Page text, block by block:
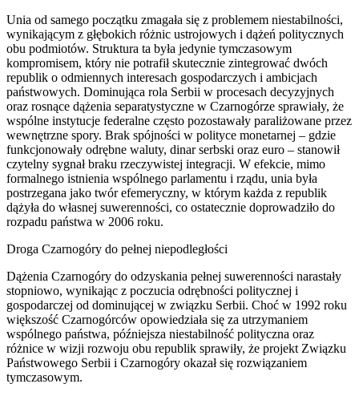
Unia od samego początku zmagała się z problemem niestabilności,
wynikającym z głębokich różnic ustrojowych i dążeń politycznych
obu podmiotów. Struktura ta była jedynie tymczasowym
kompromisem, który nie potrafił skutecznie zintegrować dwóch
republik o odmiennych interesach gospodarczych i ambicjach
państwowych. Dominująca rola Serbii w procesach decyzyjnych
oraz rosnące dążenia separatystyczne w Czarnogórze sprawiały, że
wspólne instytucje federalne często pozostawały paraliżowane przez
wewnętrzne spory. Brak spójności w polityce monetarnej – gdzie
funkcjonowały odrębne waluty, dinar serbski oraz euro – stanowił
czytelny sygnał braku rzeczywistej integracji. W efekcie, mimo
formalnego istnienia wspólnego parlamentu i rządu, unia była
postrzegana jako twór efemeryczny, w którym każda z republik
dążyła do własnej suwerenności, co ostatecznie doprowadziło do
rozpadu państwa w 2006 roku.
Droga Czarnogóry do pełnej niepodległości
Dążenia Czarnogóry do odzyskania pełnej suwerenności narastały
stopniowo, wynikając z poczucia odrębności politycznej i
gospodarczej od dominującej w związku Serbii. Choć w 1992 roku
większość Czarnogórców opowiedziała się za utrzymaniem
wspólnego państwa, późniejsza niestabilność polityczna oraz
różnice w wizji rozwoju obu republik sprawiły, że projekt Związku
Państwowego Serbii i Czarnogóry okazał się rozwiązaniem
tymczasowym.